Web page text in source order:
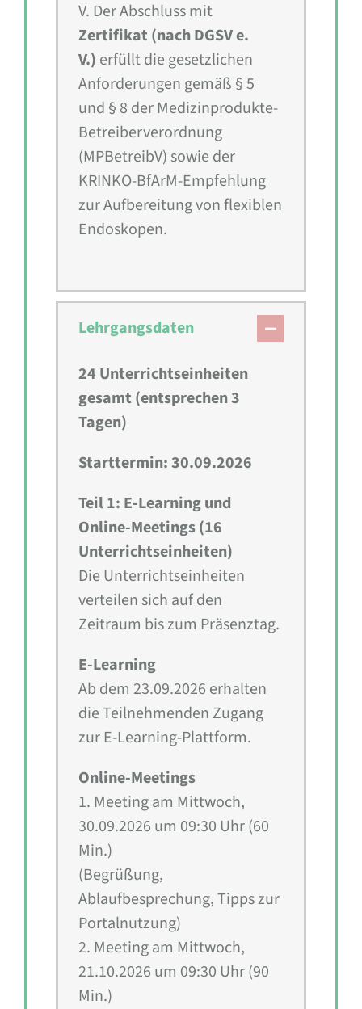
V. Der Abschluss mit
Zertifikat (nach DGSV e.
V.) erfüllt die gesetzlichen
Anforderungen gemäß § 5
und § 8 der Medizinprodukte-
Betreiberverordnung
(MPBetreibV) sowie der
KRINKO-BfArM-Empfehlung
zur Aufbereitung von flexiblen
Endoskopen.
Lehrgangsdaten
24 Unterrichtseinheiten
gesamt (entsprechen 3
Tagen)
Starttermin: 30.09.2026
Teil 1: E-Learning und
Online-Meetings (16
Unterrichtseinheiten)
Die Unterrichtseinheiten
verteilen sich auf den
Zeitraum bis zum Präsenztag.
E-Learning
Ab dem 23.09.2026 erhalten
die Teilnehmenden Zugang
zur E-Learning-Plattform.
Online-Meetings
1. Meeting am Mittwoch,
30.09.2026 um 09:30 Uhr (60
Min.)
(Begrüßung,
Ablaufbesprechung, Tipps zur
Portalnutzung)
2. Meeting am Mittwoch,
21.10.2026 um 09:30 Uhr (90
Min.)